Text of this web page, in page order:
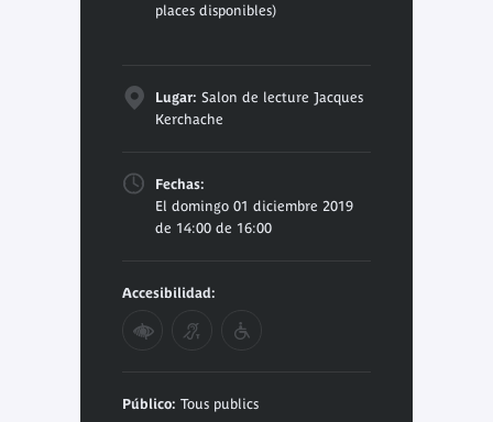
places disponibles)
Lugar: Salon de lecture Jacques
Kerchache
Fechas:
El domingo 01 diciembre 2019
de 14:00 de 16:00
Accesibilidad:
Público: Tous publics